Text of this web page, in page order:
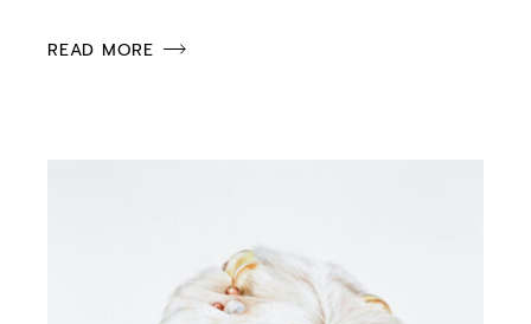
READ MORE